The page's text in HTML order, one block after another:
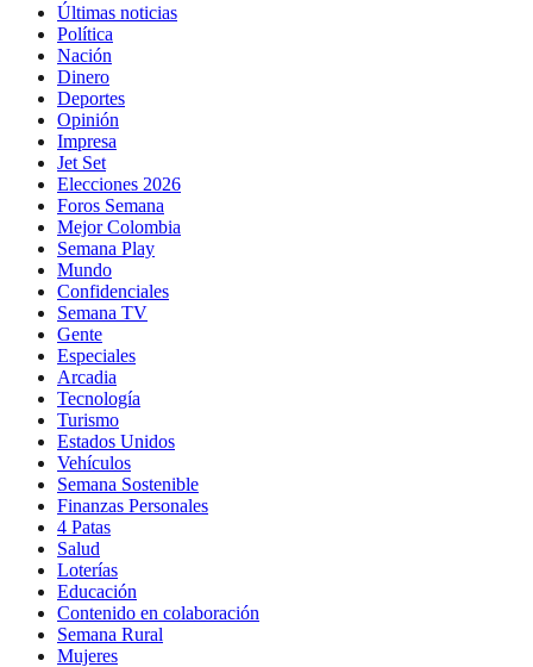
Últimas noticias
Política
Nación
Dinero
Deportes
Opinión
Impresa
Jet Set
Elecciones 2026
Foros Semana
Mejor Colombia
Semana Play
Mundo
Confidenciales
Semana TV
Gente
Especiales
Arcadia
Tecnología
Turismo
Estados Unidos
Vehículos
Semana Sostenible
Finanzas Personales
4 Patas
Salud
Loterías
Educación
Contenido en colaboración
Semana Rural
Mujeres